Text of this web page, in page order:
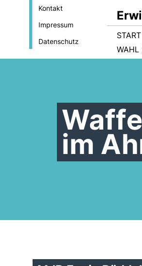
Kontakt
Impressum
Datenschutz
START
WAHL
im